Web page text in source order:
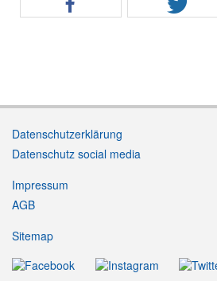
Datenschutzerklärung
Datenschutz social media
Impressum
AGB
Sitemap